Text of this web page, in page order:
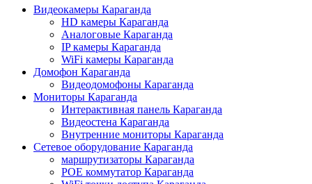
Видеокамеры Караганда
HD камеры Караганда
Аналоговые Караганда
IP камеры Караганда
WiFi камеры Караганда
Домофон Караганда
Видеодомофоны Караганда
Мониторы Караганда
Интерактивная панель Караганда
Видеостена Караганда
Внутренние мониторы Караганда
Сетевое оборудование Караганда
маршрутизаторы Караганда
POE коммутатор Караганда